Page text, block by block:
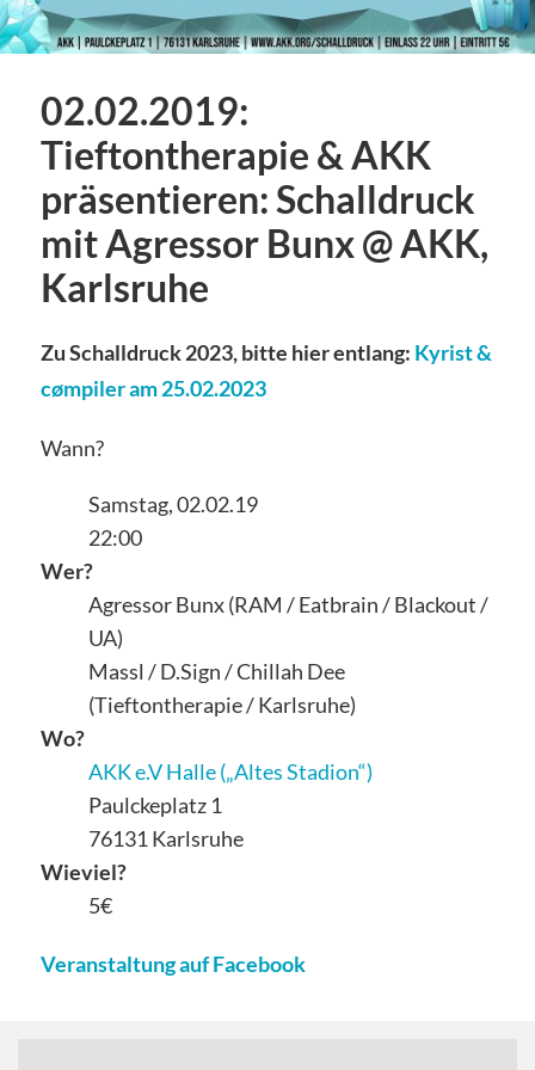
02.02.2019:
Tieftontherapie & AKK
präsentieren: Schalldruck
mit Agressor Bunx @ AKK,
Karlsruhe
Zu Schalldruck 2023, bitte hier entlang: Kyrist &
cømpiler am 25.02.2023
Wann?
Samstag, 02.02.19
22:00
Wer?
Agressor Bunx (RAM / Eatbrain / Blackout /
UA)
Massl / D.Sign / Chillah Dee
(Tieftontherapie / Karlsruhe)
Wo?
AKK e.V Halle („Altes Stadion“)
Paulckeplatz 1
76131 Karlsruhe
Wieviel?
5€
Veranstaltung auf Facebook